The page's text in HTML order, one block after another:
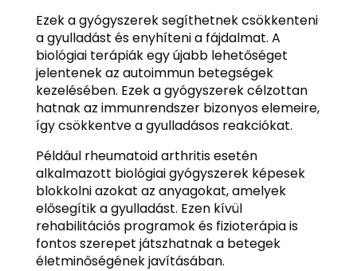
Ezek a gyógyszerek segíthetnek csökkenteni
a gyulladást és enyhíteni a fájdalmat. A
biológiai terápiák egy újabb lehetőséget
jelentenek az autoimmun betegségek
kezelésében. Ezek a gyógyszerek célzottan
hatnak az immunrendszer bizonyos elemeire,
így csökkentve a gyulladásos reakciókat.
Például rheumatoid arthritis esetén
alkalmazott biológiai gyógyszerek képesek
blokkolni azokat az anyagokat, amelyek
elősegítik a gyulladást. Ezen kívül
rehabilitációs programok és fizioterápia is
fontos szerepet játszhatnak a betegek
életminőségének javításában.